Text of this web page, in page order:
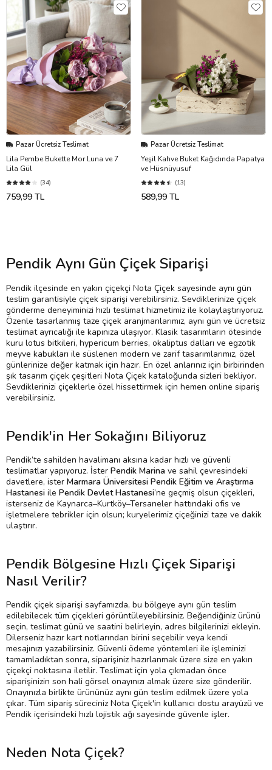
Pazar Ücretsiz Teslimat
Lila Pembe Bukette Mor Luna ve 7
Lila Gül
(34)
759,99 TL
Pazar Ücretsiz Teslimat
Yeşil Kahve Buket Kağıdında Papatya
ve Hüsnüyusuf
(13)
589,99 TL
Pendik Aynı Gün Çiçek Siparişi
Pendik ilçesinde en yakın çiçekçi Nota Çiçek sayesinde aynı gün
teslim garantisiyle çiçek siparişi verebilirsiniz. Sevdiklerinize çiçek
gönderme deneyiminizi hızlı teslimat hizmetimiz ile kolaylaştırıyoruz.
Özenle tasarlanmış taze çiçek aranjmanlarımız, aynı gün ve ücretsiz
teslimat ayrıcalığı ile kapınıza ulaşıyor. Klasik tasarımların ötesinde
kuru lotus bitkileri, hypericum berries, okaliptus dalları ve egzotik
meyve kabukları ile süslenen modern ve zarif tasarımlarımız, özel
günlerinize değer katmak için hazır. En özel anlarınız için birbirinden
şık tasarım çiçek çeşitleri Nota Çiçek kataloğunda sizleri bekliyor.
Sevdiklerinizi çiçeklerle özel hissettirmek için hemen online sipariş
verebilirsiniz.
Pendik'in Her Sokağını Biliyoruz
Pendik’te sahilden havalimanı aksına kadar hızlı ve güvenli
teslimatlar yapıyoruz. İster Pendik Marina ve sahil çevresindeki
davetlere, ister Marmara Üniversitesi Pendik Eğitim ve Araştırma
Hastanesi ile Pendik Devlet Hastanesi’ne geçmiş olsun çiçekleri,
isterseniz de Kaynarca–Kurtköy–Tersaneler hattındaki ofis ve
işletmelere tebrikler için olsun; kuryelerimiz çiçeğinizi taze ve dakik
ulaştırır.
Pendik Bölgesine Hızlı Çiçek Siparişi
Nasıl Verilir?
Pendik çiçek siparişi sayfamızda, bu bölgeye aynı gün teslim
edilebilecek tüm çiçekleri görüntüleyebilirsiniz. Beğendiğiniz ürünü
seçin, teslimat günü ve saatini belirleyin, adres bilgilerinizi ekleyin.
Dilerseniz hazır kart notlarından birini seçebilir veya kendi
mesajınızı yazabilirsiniz. Güvenli ödeme yöntemleri ile işleminizi
tamamladıktan sonra, siparişiniz hazırlanmak üzere size en yakın
çiçekçi noktasına iletilir. Teslimat için yola çıkmadan önce
siparişinizin son hali görsel onayınızı almak üzere size gönderilir.
Onayınızla birlikte ürününüz aynı gün teslim edilmek üzere yola
çıkar. Tüm sipariş süreciniz Nota Çiçek'in kullanıcı dostu arayüzü ve
Pendik içerisindeki hızlı lojistik ağı sayesinde güvenle işler.
Neden Nota Çiçek?